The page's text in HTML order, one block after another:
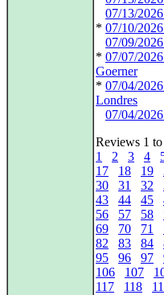
07/13/
* 07/10/
07/09/
* 07/07/
Goerner
* 07/04/
Londres
07/04/
Reviews 1
1
2 3 4
17
18 19
30
31 32
43
44 45
56
57 58
69
70 71
82
83 84
95
96 97
106
107
117
118